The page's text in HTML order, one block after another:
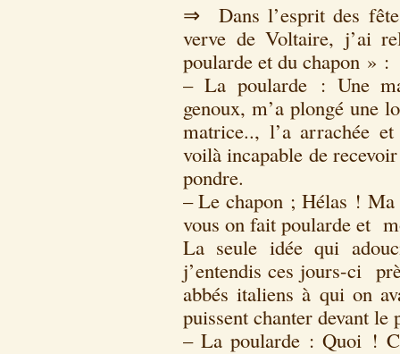
⇒ Dans l’esprit des
verve de Voltaire, j’ai
poularde et du chapon » :
– La poularde : Une
genoux, m’a plongé une
matrice.., l’a arrachée
voilà incapable de
pondre.
– Le chapon ; Hélas ! Ma
vous on fait poularde et
La seule idée qui
j’entendis ces jours-ci
abbés italiens à qui on
puissent chanter devant
– La poularde : Quoi !